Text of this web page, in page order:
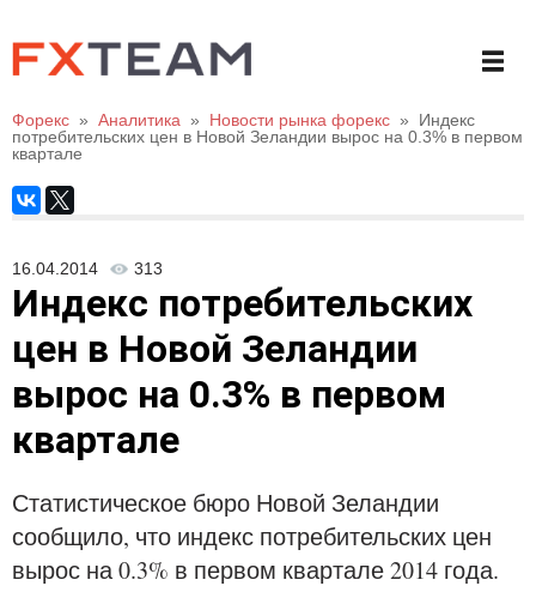
Форекс » Аналитика » Новости рынка форекс »
Индекс
потребительских цен в Новой Зеландии вырос на 0.3% в первом
квартале
16.04.2014 313
Индекс потребительских
цен в Новой Зеландии
вырос на 0.3% в первом
квартале
Статистическое бюро Новой Зеландии
сообщило, что индекс потребительских цен
вырос на 0.3% в первом квартале 2014 года.